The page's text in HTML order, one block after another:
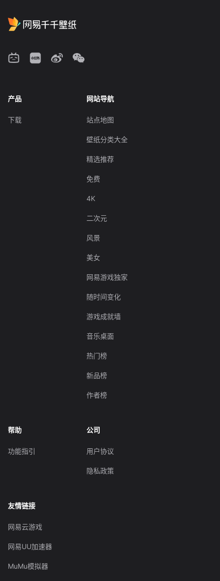
产品
下载
网站导航
站点地图
壁纸分类大全
精选推荐
免费
4K
二次元
风景
美女
网易游戏独家
随时间变化
游戏成就墙
音乐桌面
热门榜
新品榜
作者榜
帮助
功能指引
公司
用户协议
隐私政策
友情链接
网易云游戏
网易UU加速器
MuMu模拟器